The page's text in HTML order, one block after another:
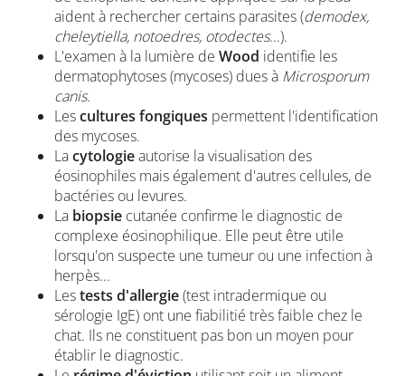
aident à rechercher certains parasites (demodex,
cheleytiella, notoedres, otodectes...).
L'examen à la lumière de Wood identifie les
dermatophytoses (mycoses) dues à Microsporum
canis.
Lescultures fongiques permettent l'identification
des mycoses.
Lacytologieautorise la visualisation des
éosinophiles mais également d'autres cellules, de
bactéries ou levures.
La biopsie cutanée confirme le diagnostic de
complexe éosinophilique. Elle peut être utile
lorsqu'on suspecte une tumeur ou une infection à
herpès...
Lestests d'allergie(test intradermique ou
sérologie IgE) ont une fiabilitié très faible chez le
chat. Ils ne constituent pas bon un moyen pour
établir le diagnostic.